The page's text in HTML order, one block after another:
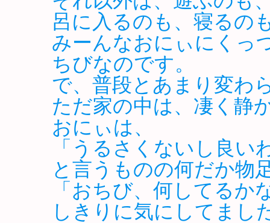
呂に入るのも、寝るの
みーんなおにぃにくっ
ちびなのです。
で、普段とあまり変わ
ただ家の中は、凄く静
おにぃは、
「うるさくないし良い
と言うものの何だか物
「おちび、何してるか
しきりに気にしてまし